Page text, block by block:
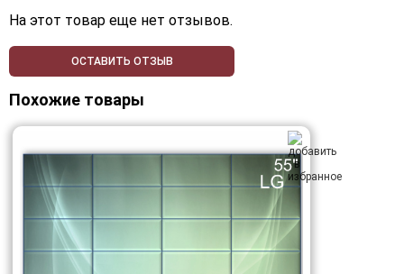
На этот товар еще нет отзывов.
ОСТАВИТЬ ОТЗЫВ
Похожие товары